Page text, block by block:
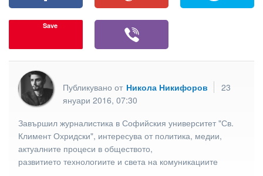
Save
Публикувано от Никола Никифоров
23
януари 2016, 07:30
Завършил журналистика в Софийския университет "Св.
Климент Охридски", интересува от политика, медии,
актуалните процеси в обществото,
развитието технологиите и света на комуникациите